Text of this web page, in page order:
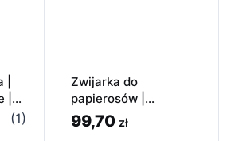
(1)
Zwijarka do
papierosów |
Germanus | Metalowa
6-8mm
99,70 zł